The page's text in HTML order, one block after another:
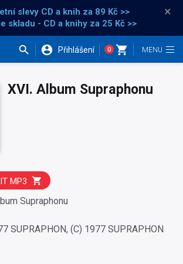
slevy CD a knih za 89 Kč >>
skladu - CD a knihy za 25 Kč >>
×
Přihlášení 0
XVI. Album Supraphonu
Supraphonu
SUPRAPHON, (C) 1977 SUPRAPHON
MP3